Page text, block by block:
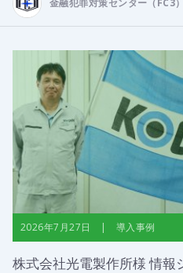
2026年7月27日 | 導入事例
株式会社光電製作所様 情報